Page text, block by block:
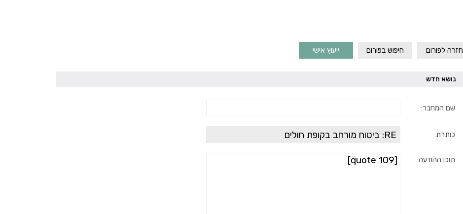
חזרה לפורום חיפוש בפורום ייעוץ אישי
נושא חדש
שם המחבר:
כותרת:
תוכן ההודעה: